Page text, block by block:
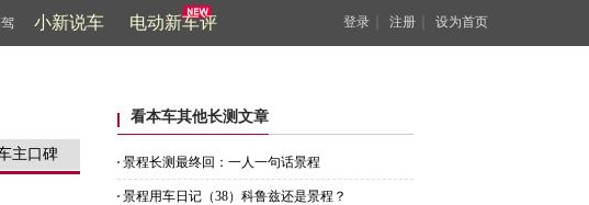
小新说车 电动新车评 登录 注册 设为首页
主口碑
看本车其他长测文章
景程长测最终回：一人一句话景程
景程用车日记（38）科鲁兹还是景程？